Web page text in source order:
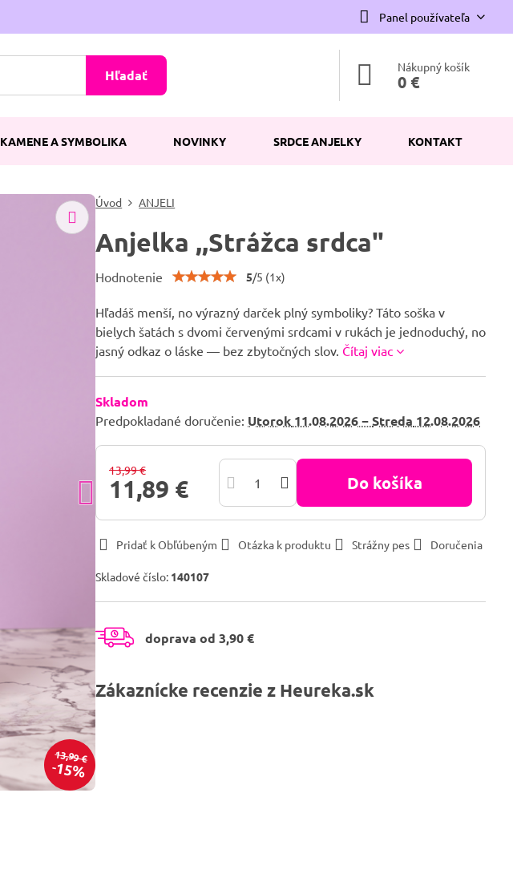
Panel používateľa
Hľadať Nákupný košík
0 €
KAMENE A SYMBOLIKA NOVINKY SRDCE ANJELKY KONTAKT
13,99 €
15%
Úvod ANJELI
Anjelka ,,Strážca srdca"
Hodnotenie 5/5 (1x)
Hľadáš menší, no výrazný darček plný symboliky? Táto soška v
bielych šatách s dvomi červenými srdcami v rukách je jednoduchý, no
jasný odkaz o láske — bez zbytočných slov. Čítaj viac
Skladom
Predpokladané doručenie: Utorok 11.08.2026 −Streda 12.08.2026
13,99 €
11,89 € Do košíka
Pridať k Obľúbeným Otázka k produktu Strážny pes Doručenia
Skladové číslo: 140107
doprava od 3,90 €
Zákaznícke recenzie z Heureka.sk